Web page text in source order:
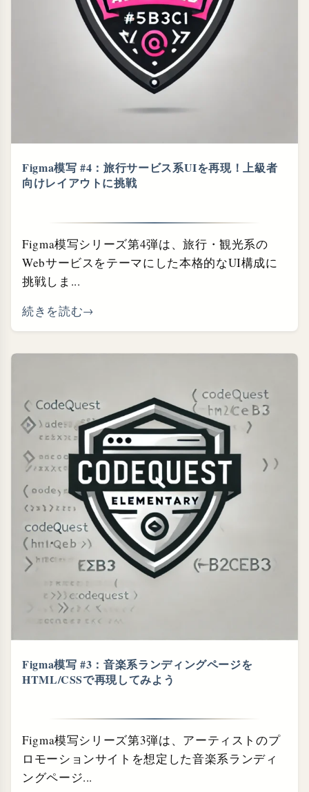
Figma模写 #4：旅行サービス系UIを再現！上級者
向けレイアウトに挑戦
Figma模写シリーズ第4弾は、旅行・観光系の
Webサービスをテーマにした本格的なUI構成に
挑戦しま...
続きを読む
Figma模写 #3：音楽系ランディングページを
HTML/CSSで再現してみよう
Figma模写シリーズ第3弾は、アーティストのプ
ロモーションサイトを想定した音楽系ランディ
ングページ...